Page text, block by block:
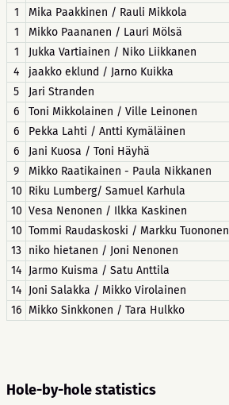
1
Mika Paakkinen / Rauli Mikkola
1
Mikko Paananen / Lauri Mölsä
1
Jukka Vartiainen / Niko Liikkanen
4
jaakko eklund / Jarno Kuikka
5
Jari Stranden
6
Toni Mikkolainen / Ville Leinonen
6
Pekka Lahti / Antti Kymäläinen
6
Jani Kuosa / Toni Häyhä
9
Mikko Raatikainen - Paula Nikkanen
10 Riku Lumberg/ Samuel Karhula
10 Vesa Nenonen / Ilkka Kaskinen
10 Tommi Raudaskoski / Markku Tuononen
13 niko hietanen / Joni Nenonen
14 Jarmo Kuisma / Satu Anttila
14 Joni Salakka / Mikko Virolainen
16 Mikko Sinkkonen / Tara Hulkko
Hole-by-hole statistics